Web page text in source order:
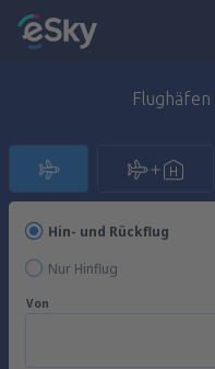
Flughäfen
Hin- und Rückflug
Nur Hinflug
Von